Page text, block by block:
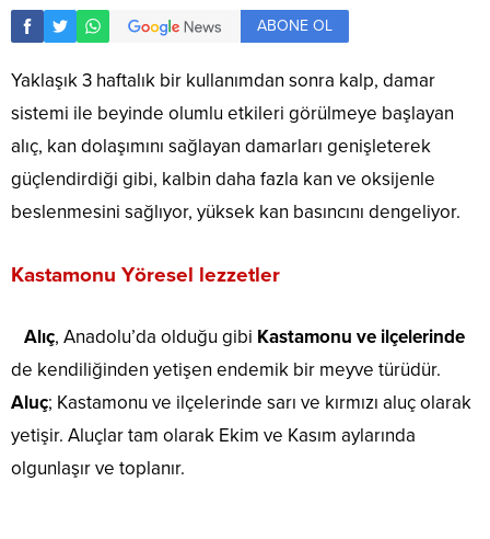
ABONE OL
Yaklaşık 3 haftalık bir kullanımdan sonra kalp, damar
sistemi ile beyinde olumlu etkileri görülmeye başlayan
alıç, kan dolaşımını sağlayan damarları genişleterek
güçlendirdiği gibi, kalbin daha fazla kan ve oksijenle
beslenmesini sağlıyor, yüksek kan basıncını dengeliyor.
Kastamonu Yöresel lezzetler
Alıç, Anadolu’da olduğu gibi Kastamonu ve ilçelerinde
de kendiliğinden yetişen endemik bir meyve türüdür.
Aluç; Kastamonu ve ilçelerinde sarı ve kırmızı aluç olarak
yetişir. Aluçlar tam olarak Ekim ve Kasım aylarında
olgunlaşır ve toplanır.